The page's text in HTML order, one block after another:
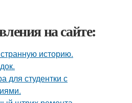
на сайте:
историю.
для студентки с